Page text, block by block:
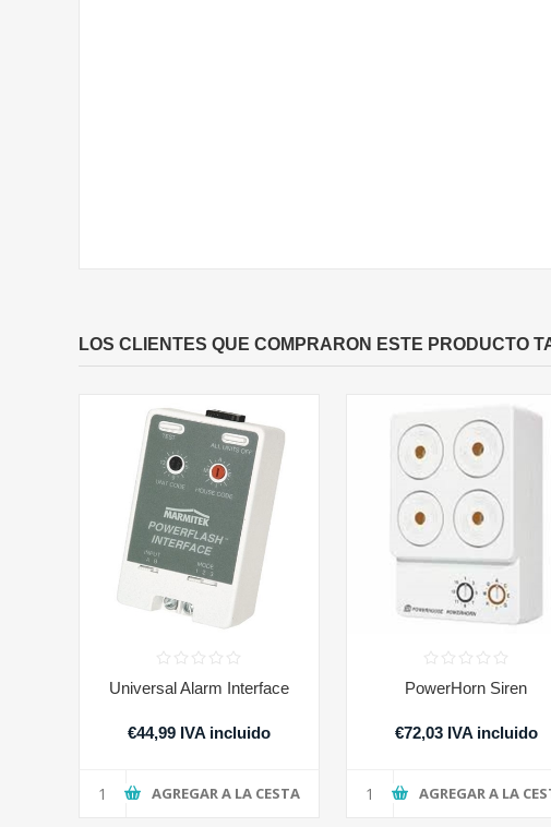
LOS CLIENTES QUE COMPRARON ESTE PRODUCTO
Universal Alarm Interface
€44,99 IVA incluido
AGREGAR A LA CESTA
PowerHorn Siren
€72,03 IVA incluido
AGREGAR A LA